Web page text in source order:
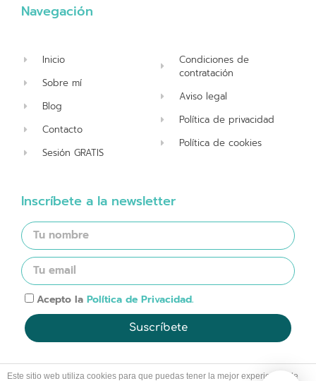
Navegación
Inicio
Sobre mí
Blog
Contacto
Sesión GRATIS
Condiciones de
contratación
Aviso legal
Política de privacidad
Política de cookies
Inscríbete a la newsletter
Acepto la Política de Privacidad.
Suscríbete
Este sitio web utiliza cookies para que puedas tener la mejor experiencia de